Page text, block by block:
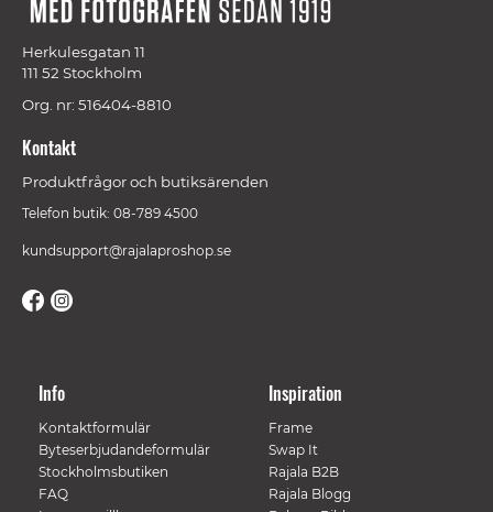
Herkulesgatan 11
111 52 Stockholm
Org. nr: 516404-8810
Kontakt
Produktfrågor och butiksärenden
Telefon butik: 08-789 4500
kundsupport@rajalaproshop.se
Info
Kontaktformulär
Byteserbjudandeformulär
Stockholmsbutiken
FAQ
Inspiration
Frame
Swap It
Rajala B2B
Rajala Blogg